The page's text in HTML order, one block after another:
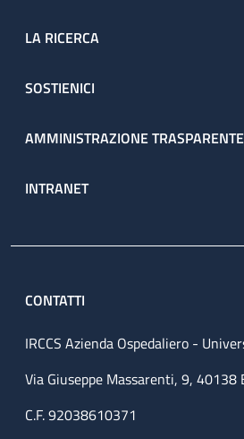
LA RICERCA
SOSTIENICI
AMMINISTRAZIONE TRASPARENTE
INTRANET
CONTATTI
IRCCS Azienda Ospedaliero -
Via Giuseppe Massarenti, 9, 40138
C.F. 92038610371